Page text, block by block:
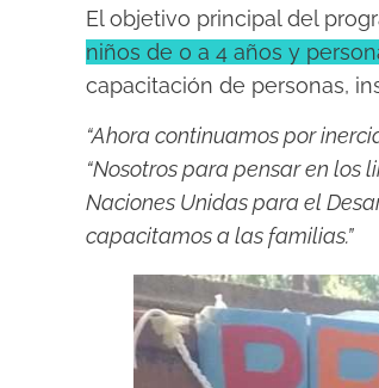
El objetivo principal del
niños de 0 a 4 años y
capacitación de personas,
“Ahora continuamos por
“Nosotros para pensar en
Naciones Unidas para el
capacitamos a las familias.”